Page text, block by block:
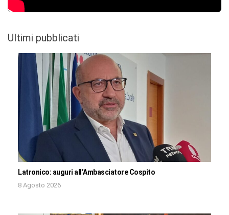
Ultimi pubblicati
Latronico: auguri all’Ambasciatore Cospito
8 Agosto 2026